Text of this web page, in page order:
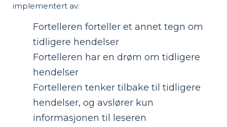
implementert av:
Fortelleren forteller et annet tegn om
tidligere hendelser
Fortelleren har en drøm om tidligere
hendelser
Fortelleren tenker tilbake til tidligere
hendelser, og avslører kun
informasjonen til leseren